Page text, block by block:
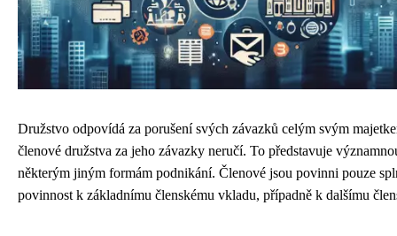
Družstvo odpovídá za porušení svých závazků celým svým
členové družstva za jeho závazky neručí. To představuje
některým jiným formám podnikání. Členové jsou povinni pouze
povinnost k základnímu členskému vkladu, případně k dalšímu